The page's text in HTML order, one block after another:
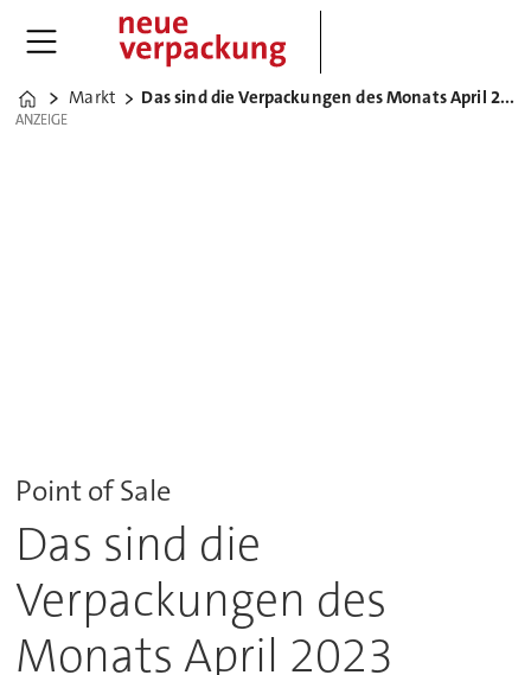
Home
Markt Das sind die Verpackungen des Monats April 2023
ANZEIGE
ANZEIGE
Point of Sale
Das sind die
Verpackungen des
Monats April 2023